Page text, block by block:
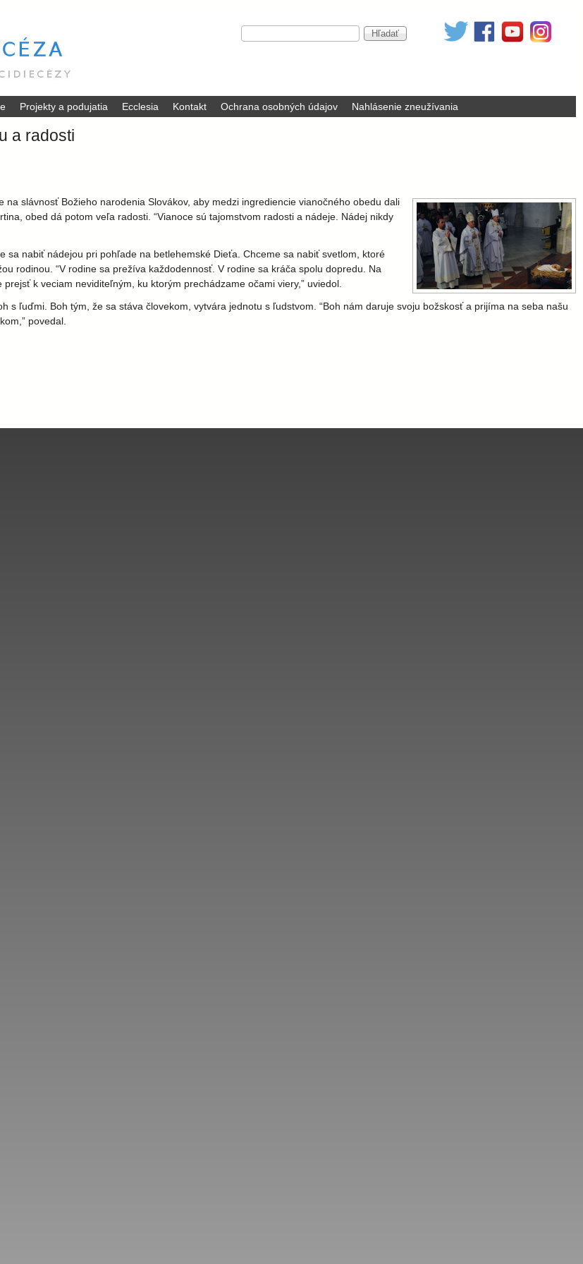
hlavný
obsah
V
y
d
á
v
H
ľ
ť
Projekty a podujatia Ecclesia Kontakt Ochrana osobných údajov Nahlásenie zneužívania
a radosti
slávnosť Božieho narodenia Slovákov, aby medzi ingrediencie vianočného obedu dali
obed dá potom veľa radosti. “Vianoce sú tajomstvom radosti a nádeje. Nádej nikdy
sa nabiť nádejou pri pohľade na betlehemské Dieťa. Chceme sa nabiť svetlom, ktoré
rodinou. “V rodine sa prežíva každodennosť. V rodine sa kráča spolu dopredu. Na
k veciam neviditeľným, ku ktorým prechádzame očami viery,” uviedol.
s ľuďmi. Boh tým, že sa stáva človekom, vytvára jednotu s ľudstvom. “Boh nám daruje svoju božskosť a prijíma na seba našu
povedal.